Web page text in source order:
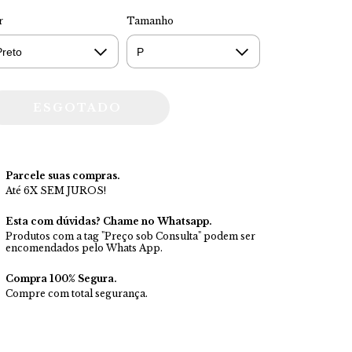
Tamanho
Parcele suas compras.
Até 6X SEM JUROS!
Esta com dúvidas? Chame no Whatsapp.
Produtos com a tag "Preço sob Consulta" podem ser
encomendados pelo Whats App.
Compra 100% Segura.
Compre com total segurança.